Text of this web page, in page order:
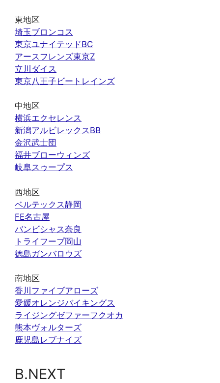
東地区
埼玉ブロンコス
東京ユナイテッドBC
アースフレンズ東京Z
立川ダイス
東京八王子ビートレインズ
中地区
横浜エクセレンス
新潟アルビレックスBB
金沢武士団
福井ブローウィンズ
岐阜スゥープス
西地区
ベルテックス静岡
FE名古屋
バンビシャス奈良
トライフープ岡山
徳島ガンバロウズ
南地区
香川ファイブアローズ
愛媛オレンジバイキングス
ライジングゼファーフクオカ
熊本ヴォルターズ
鹿児島レブナイズ
B.NEXT